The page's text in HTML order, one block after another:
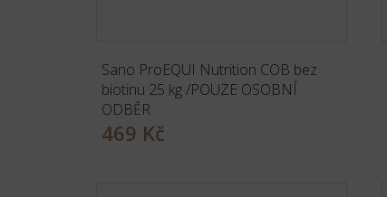
Sano ProEQUI Nutrition COB bez
biotinu 25 kg /POUZE OSOBNÍ
ODBĚR
469 Kč